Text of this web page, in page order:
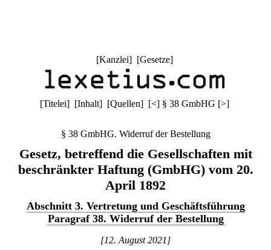
[Kanzlei] [Gesetze]
[Titelei] [Inhalt] [Quellen] [<] § 38 GmbHG [>]
§ 38 GmbHG. Widerruf der Bestellung
Gesetz, betreffend die Gesellschaften mit
beschränkter Haftung (GmbHG) vom 20.
April 1892
Abschnitt 3. Vertretung und Geschäftsführung
Paragraf 38. Widerruf der Bestellung
[12. August 2021]